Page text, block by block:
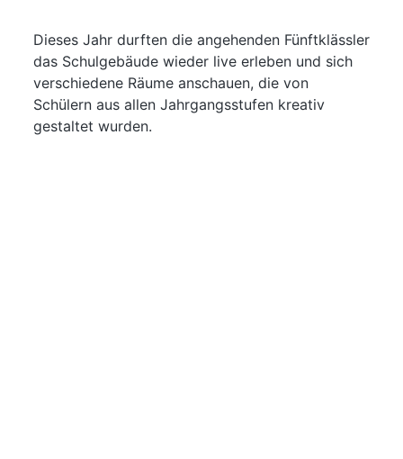
Dieses Jahr durften die angehenden Fünftklässler
das Schulgebäude wieder live erleben und sich
verschiedene Räume anschauen, die von
Schülern aus allen Jahrgangsstufen kreativ
gestaltet wurden.